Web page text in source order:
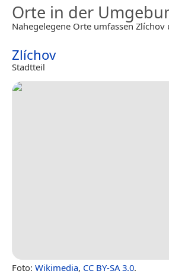
Orte in der
Nahegelegene Orte umfassen Zlíchov
Zlíchov
Stadtteil
Foto: Wikimedia, CC BY-SA 3.0.